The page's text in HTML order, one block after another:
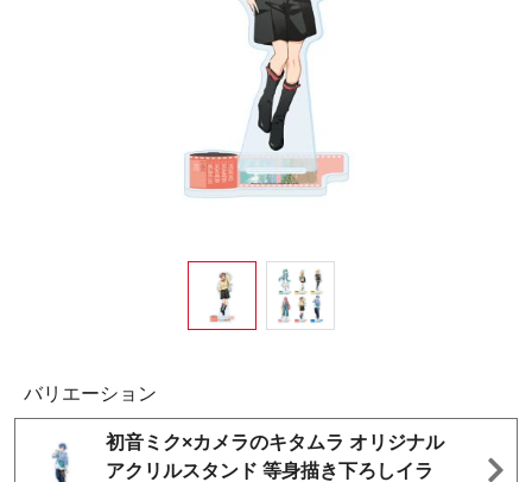
バリエーション
初音ミク×カメラのキタムラ オリジナル
アクリルスタンド 等身描き下ろしイラ